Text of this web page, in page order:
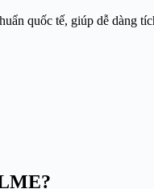
quốc tế, giúp dễ dàng